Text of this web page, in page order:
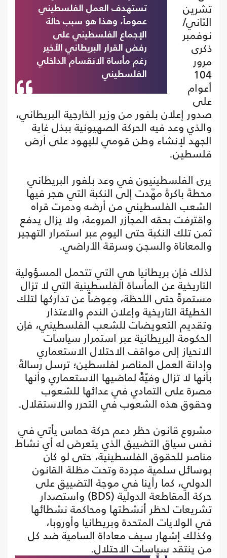
تستهدف العمل الفلسطيني
عموماً، وهذا هو سبب حالة
الإجماع الفلسطيني على
رفض القرار البريطاني الأخير
رغم مأساة الانقسام الداخلي
الفلسطيني
تشرين
الثاني/
نوفمبر
ذكرى
مرور
104
أعوام
على
صدور إعلان بلفور من وزير الخارجية البريطاني،
والذي وعد فيه الحركة الصهيونية ببذل غاية
الجهد لإنشاء وطن قومي لليهود على أرض
فلسطين.
يرى الفلسطينيون في وعد بلفور البريطاني
محطةً باكرةً مهَّدت إلى النكبة التي هجر فيها
الشعب الفلسطيني من أرضه ودمرت قراه
واقترفت بحقه المجازر المروعة، ولا يزال يدفع
ثمن تلك النكبة حتى اليوم عبر استمرار التهجير
والمعاناة والسجن وسرقة الأراضي.
لذلك فإن بريطانيا هي التي تتحمل المسؤولية
التاريخية عن المأساة الفلسطينية التي لا تزال
مستمرةً حتى اللحظة، وعِوضاً عن تداركها لتلك
الخطيئة التاريخية وإعلان الندم والاعتذار
وتقديم التعويضات للشعب الفلسطيني، فإن
الحكومة البريطانية عبر استمرار سياسات
الانحياز إلى مواقف الاحتلال الاستعماري
وإدانة العمل المناصر لفلسطين؛ ترسل رسالةً
بأنها لا تزال وفيّةً لماضيها الاستعماري وأنها
مصرة على التمادي في عدائها للشعوب
وحقوق هذه الشعوب في التحرر والاستقلال.
مشروع قانون حظر دعم حركة حماس يأتي في
نفس سياق التضييق الذي يتعرض له أي نشاط
مناصر للحقوق الفلسطينية، حتى لو كان
بوسائل سلمية مجردة وتحت مظلة القانون
الدولي، كما رأينا في موجة التضييق على
حركة المقاطعة الدولية (BDS) واستصدار
تشريعات لحظر أنشطتها ومحاكمة نشطائها
في الولايات المتحدة وبريطانيا وأوروبا،
وكذلك إشهار سيف معاداة السامية ضد كل
من ينتقد سياسات الاحتلال.